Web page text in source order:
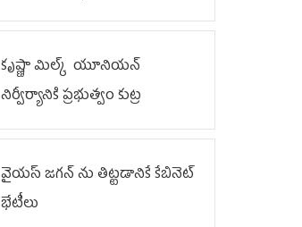
కృష్ణా మిల్క్‌ యూనియన్‌
నిర్వీర్యానికి ప్రభుత్వం కుట్ర
వైయ‌స్ జగన్‌ ను తిట్టడానికే కేబినెట్‌
భేటీలు